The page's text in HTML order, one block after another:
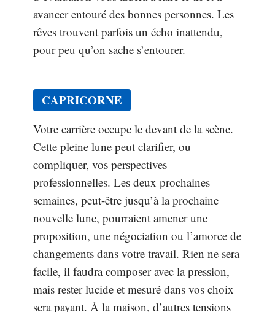
avancer entouré des bonnes personnes. Les
rêves trouvent parfois un écho inattendu,
pour peu qu’on sache s’entourer.
CAPRICORNE
Votre carrière occupe le devant de la scène.
Cette pleine lune peut clarifier, ou
compliquer, vos perspectives
professionnelles. Les deux prochaines
semaines, peut-être jusqu’à la prochaine
nouvelle lune, pourraient amener une
proposition, une négociation ou l’amorce de
changements dans votre travail. Rien ne sera
facile, il faudra composer avec la pression,
mais rester lucide et mesuré dans vos choix
sera payant. À la maison, d’autres tensions